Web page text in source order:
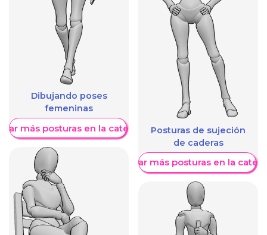
Dibujando poses
femeninas
más posturas en la categoríaPosturas de sujeción
de caderas
Mostrar más posturas en la